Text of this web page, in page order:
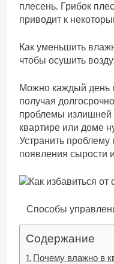
плесень. Грибок
приводит к
Как уменьшить
чтобы осушить
Можно каждый день
получая
проблемы излишней
квартире или доме
Устранить
появления сырости
Способы
Содержание
Почему влажно в